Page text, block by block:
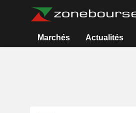
Marchés Actualités